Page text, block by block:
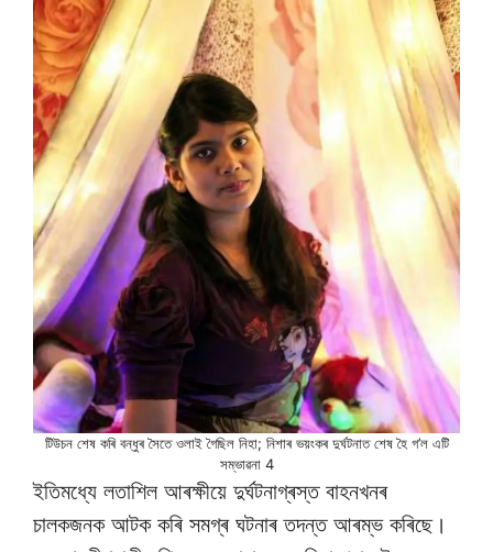
টিউচন শেষ কৰি বন্ধুৰ সৈতে ওলাই গৈছিল নিহা; নিশাৰ ভয়ংকৰ দুৰ্ঘটনাত শেষ হৈ গ’ল এটি
সম্ভাৱনা 4
ইতিমধ্যে লতাশিল আৰক্ষীয়ে দুৰ্ঘটনাগ্ৰস্ত বাহনখনৰ
চালকজনক আটক কৰি সমগ্ৰ ঘটনাৰ তদন্ত আৰম্ভ কৰিছে।